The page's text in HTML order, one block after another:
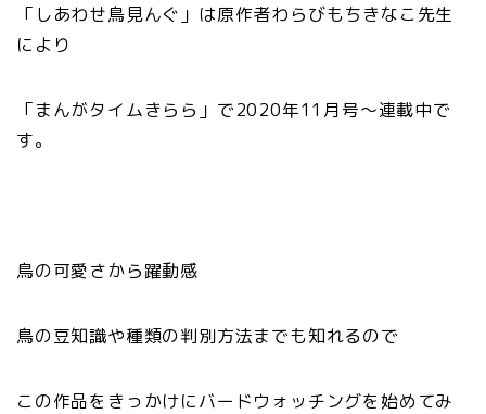
「しあわせ鳥見んぐ」は原作者わらびもちきなこ先生
により
「まんがタイムきらら」で2020年11月号〜連載中で
す。
鳥の可愛さから躍動感
鳥の豆知識や種類の判別方法までも知れるので
この作品をきっかけにバードウォッチングを始めてみ